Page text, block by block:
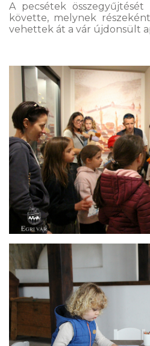
A pecsétek
követte, melynek
vehettek át a vár újdonsült